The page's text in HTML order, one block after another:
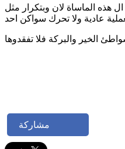
هذه الماساة لان وبتكرار مثل
عادية ولا تحرك سواكن احد
الخير والبركة فلا تفقدوها
مشاركة